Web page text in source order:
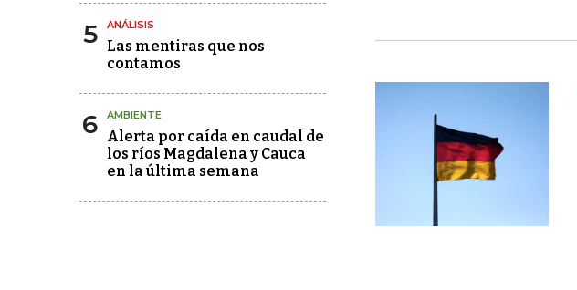
5 ANÁLISIS
Las mentiras que nos
contamos
6 AMBIENTE
Alerta por caída en caudal de
los ríos Magdalena y Cauca
en la última semana